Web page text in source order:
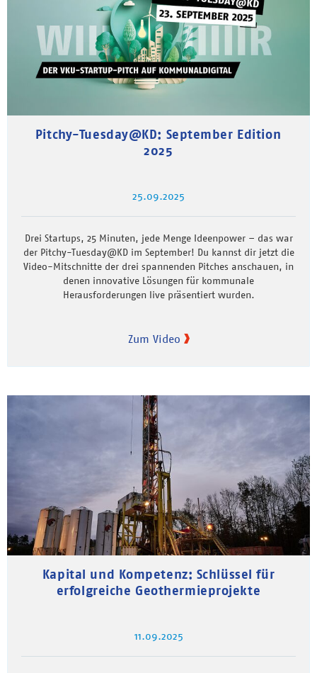
Pitchy-Tuesday@KD: September Edition
2025
25.09.2025
Drei Startups, 25 Minuten, jede Menge Ideenpower – das war
der Pitchy-Tuesday@KD im September! Du kannst dir jetzt die
Video-Mitschnitte der drei spannenden Pitches anschauen, in
denen innovative Lösungen für kommunale
Herausforderungen live präsentiert wurden.
Zum Video
Kapital und Kompetenz: Schlüssel für
erfolgreiche Geothermieprojekte
11.09.2025